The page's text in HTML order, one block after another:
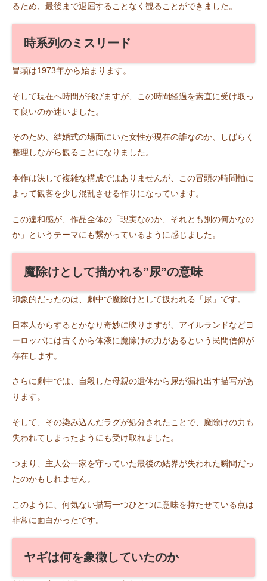
るため、最後まで退屈することなく観ることができました。
時系列のミスリード
冒頭は1973年から始まります。
そして現在へ時間が飛びますが、この時間経過を素直に受け取っ
て良いのか迷いました。
そのため、結婚式の場面にいた女性が現在の誰なのか、しばらく
整理しながら観ることになりました。
本作は決して複雑な構成ではありませんが、この冒頭の時間軸に
よって観客を少し混乱させる作りになっています。
この違和感が、作品全体の「現実なのか、それとも別の何かなの
か」というテーマにも繋がっているように感じました。
魔除けとして描かれる”尿”の意味
印象的だったのは、劇中で魔除けとして扱われる「尿」です。
日本人からするとかなり奇妙に映りますが、アイルランドなどヨ
ーロッパには古くから体液に魔除けの力があるという民間信仰が
存在します。
さらに劇中では、自殺した母親の遺体から尿が漏れ出す描写があ
ります。
そして、その染み込んだラグが処分されたことで、魔除けの力も
失われてしまったようにも受け取れました。
つまり、主人公一家を守っていた最後の結界が失われた瞬間だっ
たのかもしれません。
このように、何気ない描写一つひとつに意味を持たせている点は
非常に面白かったです。
ヤギは何を象徴していたのか